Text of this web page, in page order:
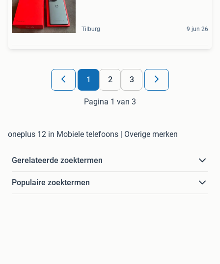
Tilburg 9 jun 26
1 2 3
Pagina 1 van 3
oneplus 12 in Mobiele telefoons | Overige merken
Gerelateerde zoektermen
Populaire zoektermen